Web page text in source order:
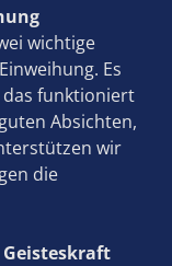
wichtige
Es
funktioniert
Absichten,
wir
die